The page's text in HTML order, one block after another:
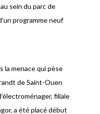
sein du parc de
programme neuf
la menace qui pèse
de Saint-Ouen
filiale
a été placé début